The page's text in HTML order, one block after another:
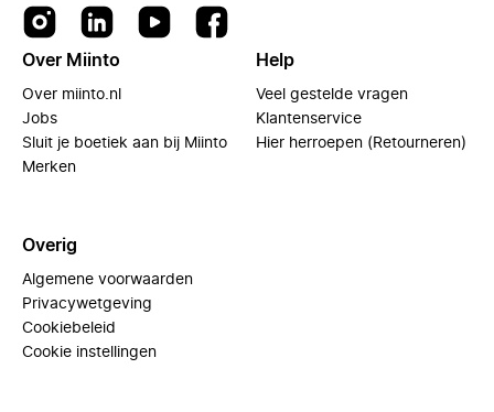
Over Miinto
Over miinto.nl
Jobs
Sluit je boetiek aan bij Miinto
Merken
Help
Veel gestelde vragen
Klantenservice
Hier herroepen (Retourneren)
Overig
Algemene voorwaarden
Privacywetgeving
Cookiebeleid
Cookie instellingen